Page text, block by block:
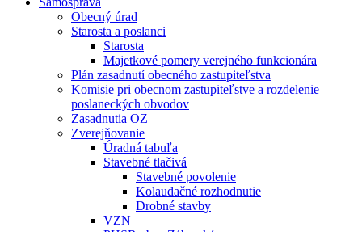
Obecný úrad
Starosta a poslanci
Starosta
Majetkové pomery verejného funkcionára
Plán zasadnutí obecného zastupiteľstva
Komisie pri obecnom zastupiteľstve a rozdelenie
poslaneckých obvodov
Zasadnutia OZ
Zverejňovanie
Úradná tabuľa
Stavebné tlačivá
Stavebné povolenie
Kolaudačné rozhodnutie
Drobné stavby
VZN